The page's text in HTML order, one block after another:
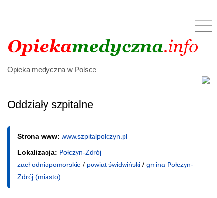
Opieka medyczna w Polsce
Oddziały szpitalne
Strona www: www.szpitalpolczyn.pl
Lokalizacja: Połczyn-Zdrój
zachodniopomorskie / powiat świdwiński / gmina Połczyn-
Zdrój (miasto)